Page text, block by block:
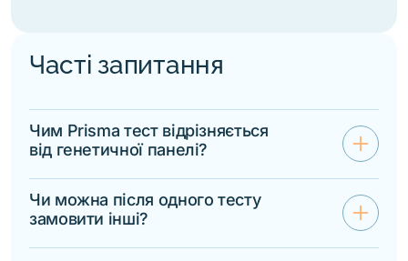
Часті запитання
Чим Prisma тест відрізняється
від генетичної панелі?
звіт за одним напрямом. Генетичні
панелі Apixmed Prism об'єднують
кілька тестів в один профіль. Якщо
вас цікавить ширший генетичний
add
Чи можна після одного тесту
замовити інші?
add